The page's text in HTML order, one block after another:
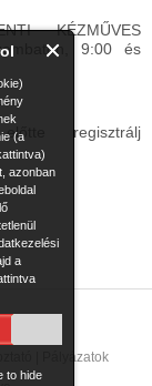
(a
azonban
a
to hide
KÉZMŰVES
9:00 és
regisztrálj
Pályázatok